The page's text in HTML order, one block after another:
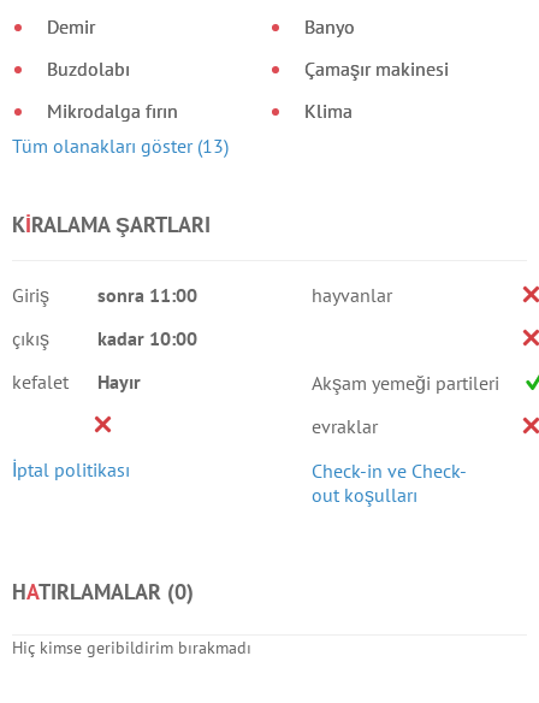
Demir
Buzdolabı
Mikrodalga fırın
Banyo
Çamaşır makinesi
Klima
Tüm olanakları göster (13)
KIRALAMA ŞARTLARI
Giriş
sonra 11:00
çıkış
kadar 10:00
kefalet
Hayır
İptal politikası
hayvanlar
Akşam yemeği partileri
evraklar
Check-in ve Check-
out koşulları
HATIRLAMALAR (0)
Hiç kimse geribildirim bırakmadı